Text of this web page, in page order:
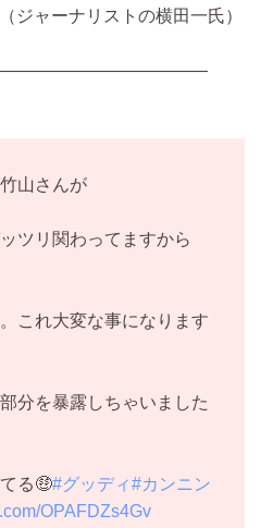
ジャーナリストの横田一氏）
山さんが
ツリ関わってますから
これ大変な事になります
分を暴露しちゃいました
る🤑#グッディ#カンニン
OPAFDZs4Gv